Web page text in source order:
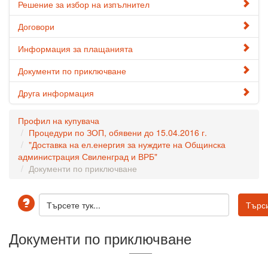
Решение за избор на изпълнител
Договори
Информация за плащанията
Документи по приключване
Друга информация
Профил на купувача
Процедури по ЗОП, обявени до 15.04.2016 г.
"Доставка на ел.енергия за нуждите на Общинска
администрация Свиленград и ВРБ"
Документи по приключване
Документи по приключване